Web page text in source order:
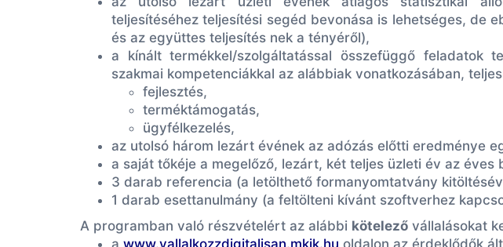
teljesítéséhez teljesítési segéd bevonása is lehetséges, de
és az együttes teljesítés nek a tényéről),
a kínált termékkel/szolgáltatással összefüggő feladatok
szakmai kompetenciákkal az alábbiak vonatkozásában,
fejlesztés,
terméktámogatás,
ügyfélkezelés,
az utolsó három lezárt évének az adózás előtti eredménye
a saját tőkéje a megelőző, lezárt, két teljes üzleti év az
3 darab referencia (a letölthető formanyomtatvány
1 darab esettanulmány (a feltölteni kívánt szoftverhez
A programban való részvételért az alábbi kötelező vállalásokat
a www.vallalkozzdigitalisan.mkik.hu oldalon az érdeklődők